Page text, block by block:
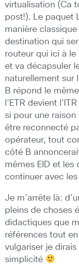
virtualisation (Ca
post!). Le paquet
manière
destination qui
routeur qui ici à le
et va décapsuler
naturellement sur
B répond le
l’ETR devient
si pour une
être reconnecté
opérateur, tout
côté B
mêmes EID et
continuer avec les
Je m’arrête là:
pleins de choses
didactiques que
références tout
vulgariser je dirais
simplicité